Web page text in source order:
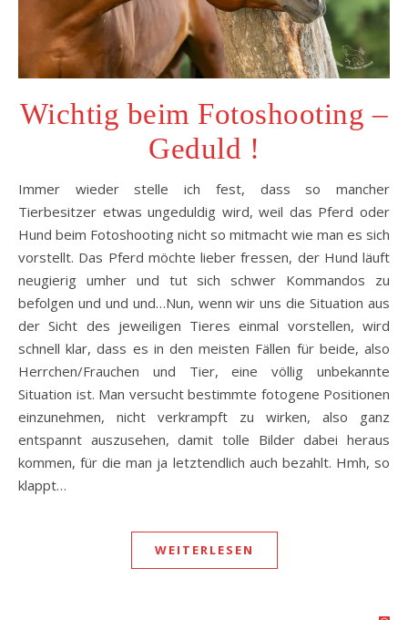
Wichtig beim Fotoshooting –
Geduld !
Immer wieder stelle ich fest, dass so mancher
Tierbesitzer etwas ungeduldig wird, weil das Pferd oder
Hund beim Fotoshooting nicht so mitmacht wie man es sich
vorstellt. Das Pferd möchte lieber fressen, der Hund läuft
neugierig umher und tut sich schwer Kommandos zu
befolgen und und und…Nun, wenn wir uns die Situation aus
der Sicht des jeweiligen Tieres einmal vorstellen, wird
schnell klar, dass es in den meisten Fällen für beide, also
Herrchen/Frauchen und Tier, eine völlig unbekannte
Situation ist. Man versucht bestimmte fotogene Positionen
einzunehmen, nicht verkrampft zu wirken, also ganz
entspannt auszusehen, damit tolle Bilder dabei heraus
kommen, für die man ja letztendlich auch bezahlt. Hmh, so
klappt…
WEITERLESEN